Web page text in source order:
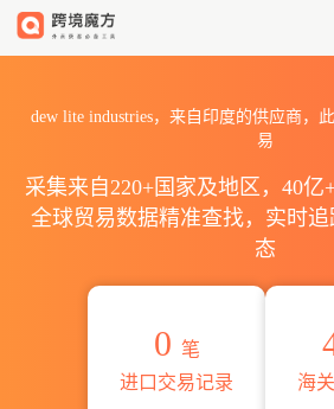
dew lite industries，来自印度的供应商，
易
采集来自220+国家及地区，40亿
全球贸易数据精准查找，实时
态
0 笔
进口交易记录
海